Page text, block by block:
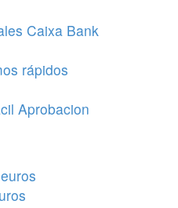
Caixa Bank
rápidos
Aprobacion